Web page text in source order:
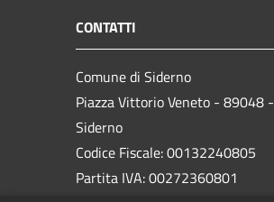
CONTATTI
Comune di Siderno
Piazza Vittorio Veneto - 89048 -
Siderno
Codice Fiscale: 00132240805
Partita IVA: 00272360801